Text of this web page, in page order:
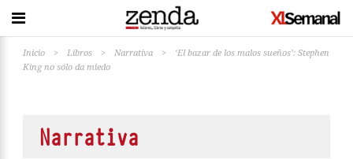
Inicio > Libros > Narrativa >
‘El bazar de los malos sueños’: Stephen
King no sólo da miedo
Narrativa